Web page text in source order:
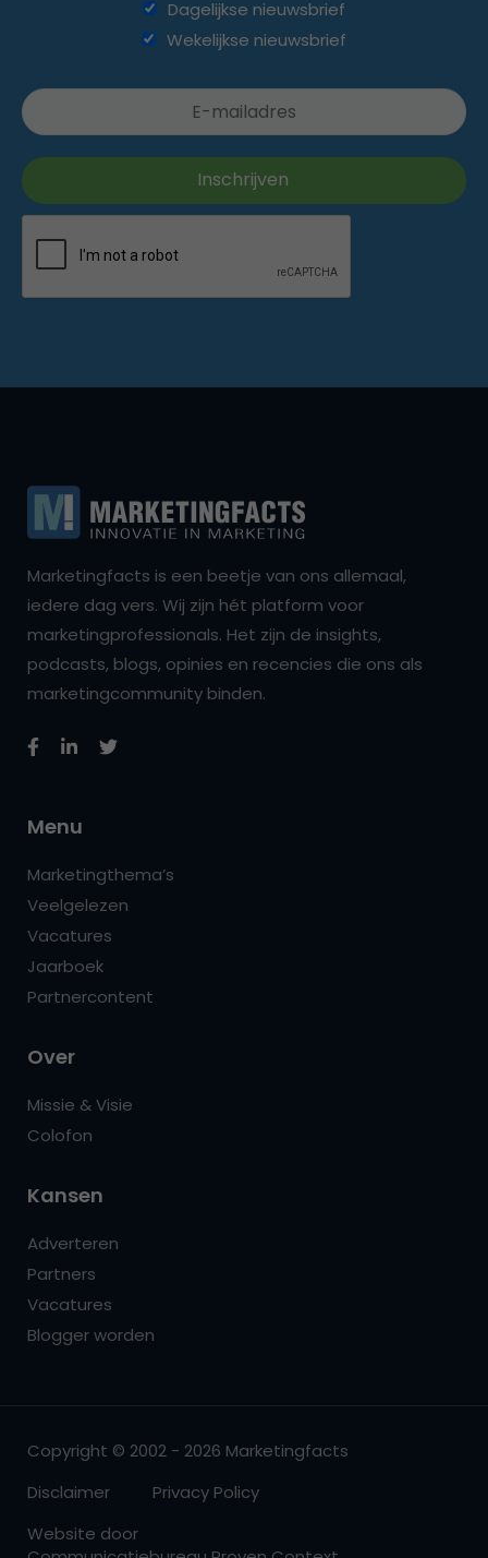
Dagelijkse nieuwsbrief
Wekelijkse nieuwsbrief
Marketingfacts is een beetje van ons allemaal,
iedere dag vers. Wij zijn hét platform voor
marketingprofessionals. Het zijn de insights,
podcasts, blogs, opinies en recencies die ons als
marketingcommunity binden.
Menu
Marketingthema’s
Veelgelezen
Vacatures
Jaarboek
Partnercontent
Over
Missie & Visie
Colofon
Kansen
Adverteren
Partners
Vacatures
Blogger worden
Copyright © 2002 - 2026 Marketingfacts
Disclaimer
Privacy Policy
Website door